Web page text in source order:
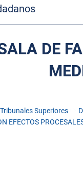
DE
Tribunales Superiores
EFECTOS